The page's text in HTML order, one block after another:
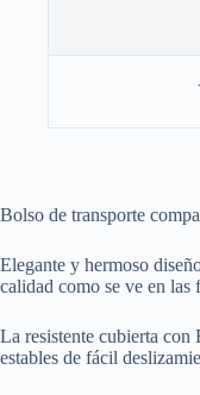
Bolso de transporte
Elegante y hermoso
calidad como se ve en las
La resistente cubierta
estables de fácil